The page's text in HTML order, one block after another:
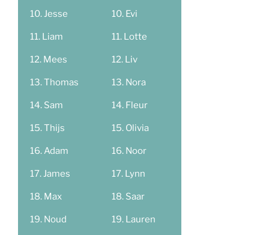
Jesse
Liam
Mees
Thomas
Sam
Thijs
Adam
James
Max
Noud
Evi
Lotte
Liv
Nora
Fleur
Olivia
Noor
Lynn
Saar
Lauren